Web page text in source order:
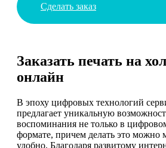
Сделать заказ
Заказать печать на
онлайн
В эпоху цифровых технологий
предлагает уникальную
воспоминания не только в
формате, причем делать это можно
удобно. Благодаря развитому